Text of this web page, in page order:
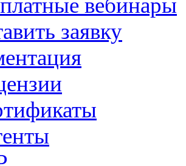
заявку